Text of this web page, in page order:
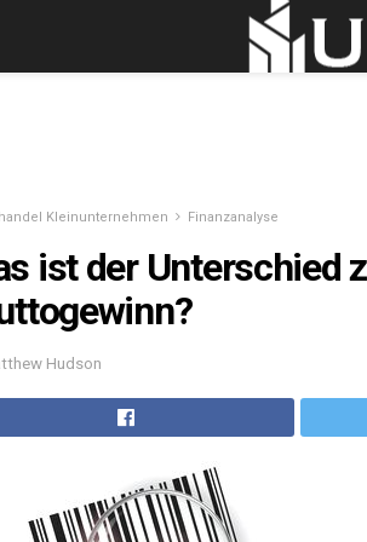
Kleinunternehmen Finanzanalyse
ist der Unterschied
Hudson